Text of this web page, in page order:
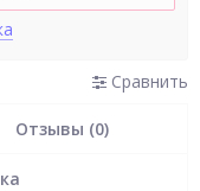
Сравнить
Отзывы (0)